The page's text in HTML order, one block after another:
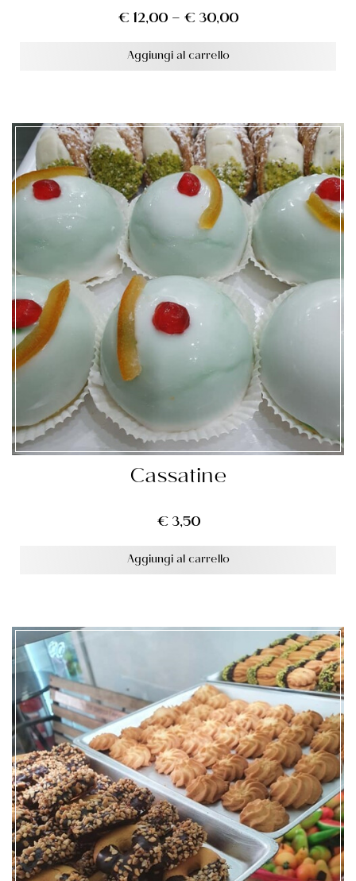
Aggiungi al carrello
€12,00–€30,00
Cassatine
Aggiungi al carrello
€3,50